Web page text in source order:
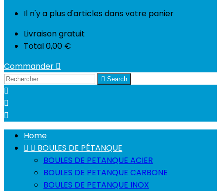
Il n'y a plus d'articles dans votre panier
Livraisongratuit
Total0,00 €
Commander 
 Search



Home
  BOULES DE PÉTANQUE
BOULES DE PETANQUE ACIER
BOULES DE PETANQUE CARBONE
BOULES DE PETANQUE INOX